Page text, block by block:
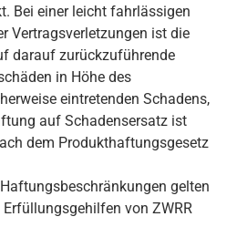
Bei einer leicht fahrlässigen
Vertragsverletzungen ist die
darauf zurückzuführende
in Höhe des
eintretenden Schadens,
auf Schadensersatz ist
dem Produkthaftungsgesetz
gelten
von ZWRR